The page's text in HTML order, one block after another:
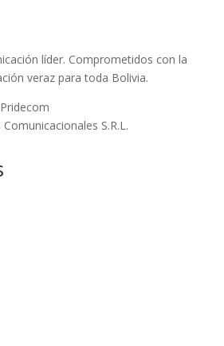
líder. Comprometidos con la
veraz para toda Bolivia.
S.R.L.